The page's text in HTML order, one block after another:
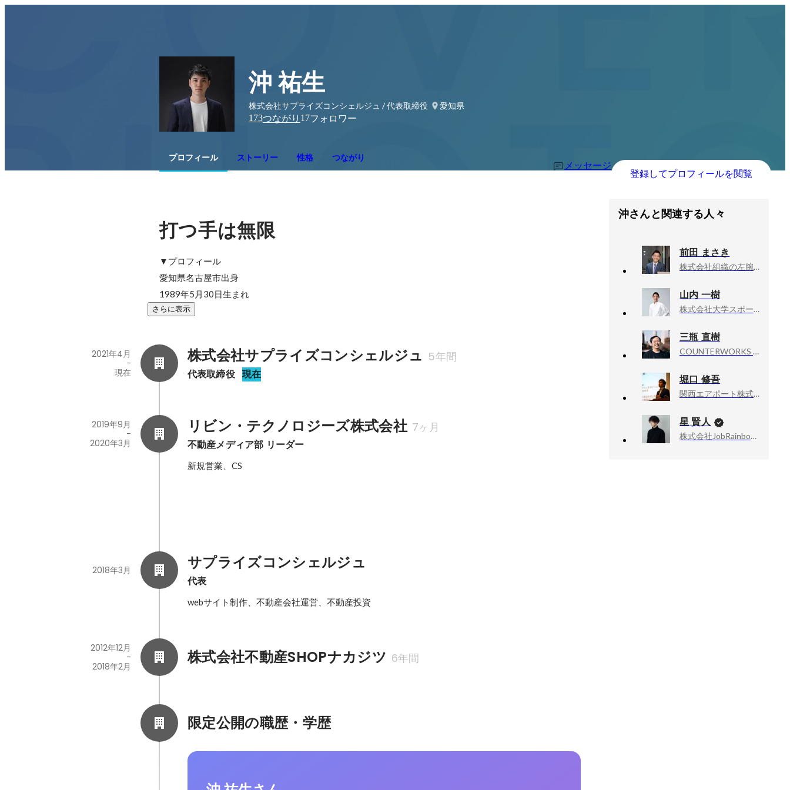
沖 祐生
株式会社サプライズコンシェルジュ / 代表取締役
愛知県
173つながり 17フォロワー
プロフィール ストーリー 性格 つながり
メッセージ
登録してプロフィールを閲覧
打つ手は無限
▼プロフィール
愛知県名古屋市出身
1989年5月30日生まれ
さらに表示
株式会社サプライズコンシェルジュ 5年間
代表取締役 現在
2021年4月
-
現在
リビン・テクノロジーズ株式会社 7ヶ月
不動産メディア部 リーダー
2019年9月
-
2020年3月
新規営業、CS
サプライズコンシェルジュ
代表
2018年3月
webサイト制作、不動産会社運営、不動産投資
株式会社不動産SHOPナカジツ 6年間
2012年12月
-
2018年2月
限定公開の職歴・学歴
沖さんと関連する人々
前田 まさき
株式会社組織の左腕, 採用戦略コーチ
山内 一樹
株式会社大学スポーツチャンネル, 取締役
三瓶 直樹
COUNTERWORKS inc, CEO
堀口 修吾
関西エアポート株式会社, HRBP
星 賢人
株式会社JobRainbow, CEO